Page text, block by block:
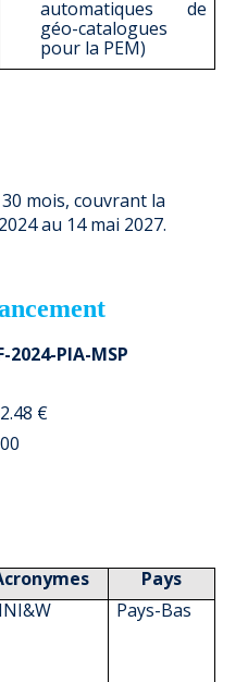
automatiques de
géo-catalogues
pour la PEM)
mois, couvrant la
au 14 mai 2027.
2024-PIA-MSP
€
Pays
Pays-Bas